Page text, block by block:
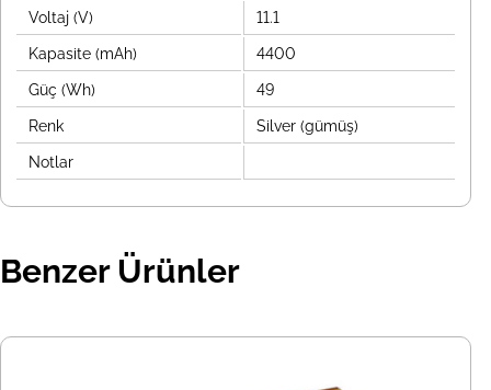
Voltaj (V) 11.1
Kapasite (mAh) 4400
Güç (Wh) 49
Renk Silver (gümüş)
Notlar
Benzer Ürünler